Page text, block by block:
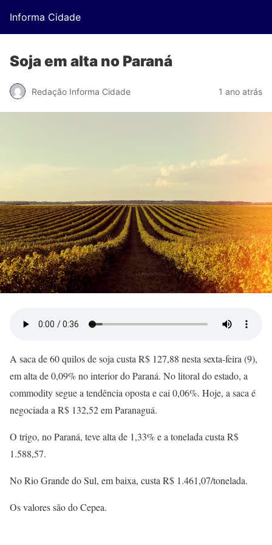
Informa Cidade
Soja em alta no Paraná
Redação Informa Cidade 1 ano atrás
A saca de 60 quilos de soja custa R$ 127,88 nesta sexta-feira (9),
em alta de 0,09% no interior do Paraná. No litoral do estado, a
commodity segue a tendência oposta e cai 0,06%. Hoje, a saca é
negociada a R$ 132,52 em Paranaguá.
O trigo, no Paraná, teve alta de 1,33% e a tonelada custa R$
1.588,57.
No Rio Grande do Sul, em baixa, custa R$ 1.461,07/tonelada.
Os valores são do Cepea.